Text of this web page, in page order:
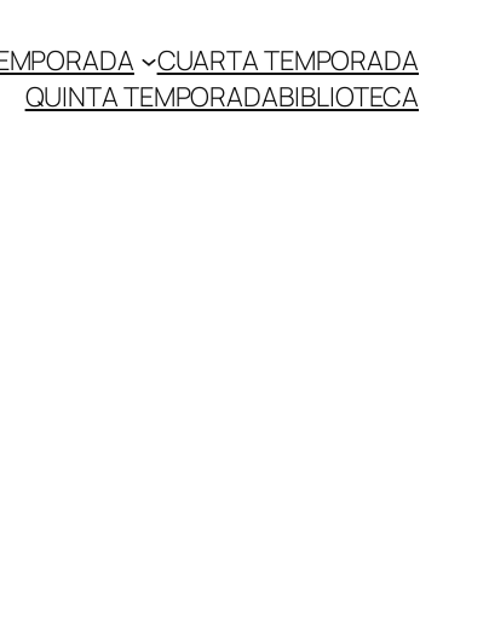
CUARTA TEMPORADA
QUINTA TEMPORADABIBLIOTECA